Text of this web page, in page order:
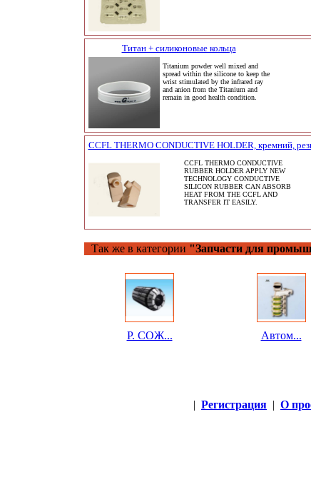
Титан + силиконовые кольца
Titanium powder well mixed and
spread within the silicone to keep the
wrist stimulated by the infrared ray
and anion from the Titanium and
remain in good health condition.
CCFL THERMO CONDUCTIVE HOLDER, кремний,
CCFL THERMO CONDUCTIVE
RUBBER HOLDER APPLY NEW
TECHNOLOGY CONDUCTIVE
SILICON RUBBER CAN ABSORB
HEAT FROM THE CCFL AND
TRANSFER IT EASILY.
Так же в категории "Запчасти для
Р. СОЖ... Автом...
| Регистрация | О